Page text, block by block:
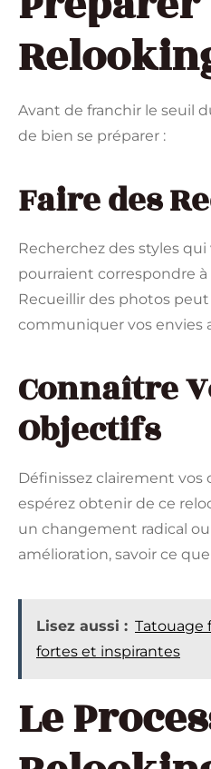
Avant de franchir le seuil
de bien se préparer :
Faire des
Recherchez des styles
pourraient correspondre
Recueillir des photos
communiquer vos envies
Connaître
Objectifs
Définissez clairement
espérez obtenir de ce
un changement radical
amélioration, savoir ce
Lisez aussi : Tatouage
fortes et inspirantes
Le